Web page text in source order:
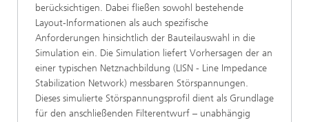
berücksichtigen. Dabei fließen sowohl bestehende
Layout-Informationen als auch spezifische
Anforderungen hinsichtlich der Bauteilauswahl in die
Simulation ein. Die Simulation liefert Vorhersagen der an
einer typischen Netznachbildung (LISN - Line Impedance
Stabilization Network) messbaren Störspannungen.
Dieses simulierte Störspannungsprofil dient als Grundlage
für den anschließenden Filterentwurf – unabhängig